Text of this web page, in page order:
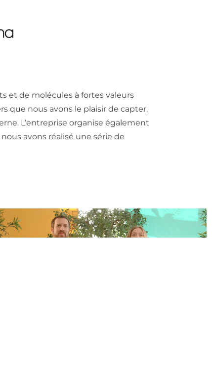
et de molécules à fortes valeurs
que nous avons le plaisir de capter,
L’entreprise organise également
avons réalisé une série de